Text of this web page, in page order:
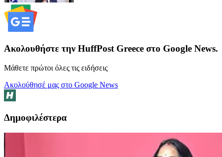
Ακολουθήστε την HuffPost Greece στο Google News.
Μάθετε πρώτοι όλες τις ειδήσεις
Ακολούθησέ μας στο Google News
Δημοφιλέστερα